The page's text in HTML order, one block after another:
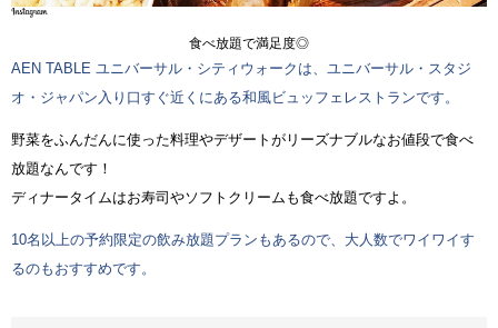
食べ放題で満足度◎
AEN TABLE ユニバーサル・シティウォークは、ユニバーサル・スタジ
オ・ジャパン入り口すぐ近くにある和風ビュッフェレストランです。
野菜をふんだんに使った料理やデザートがリーズナブルなお値段で食べ
放題なんです！
ディナータイムはお寿司やソフトクリームも食べ放題ですよ。
10名以上の予約限定の飲み放題プランもあるので、大人数でワイワイす
るのもおすすめです。